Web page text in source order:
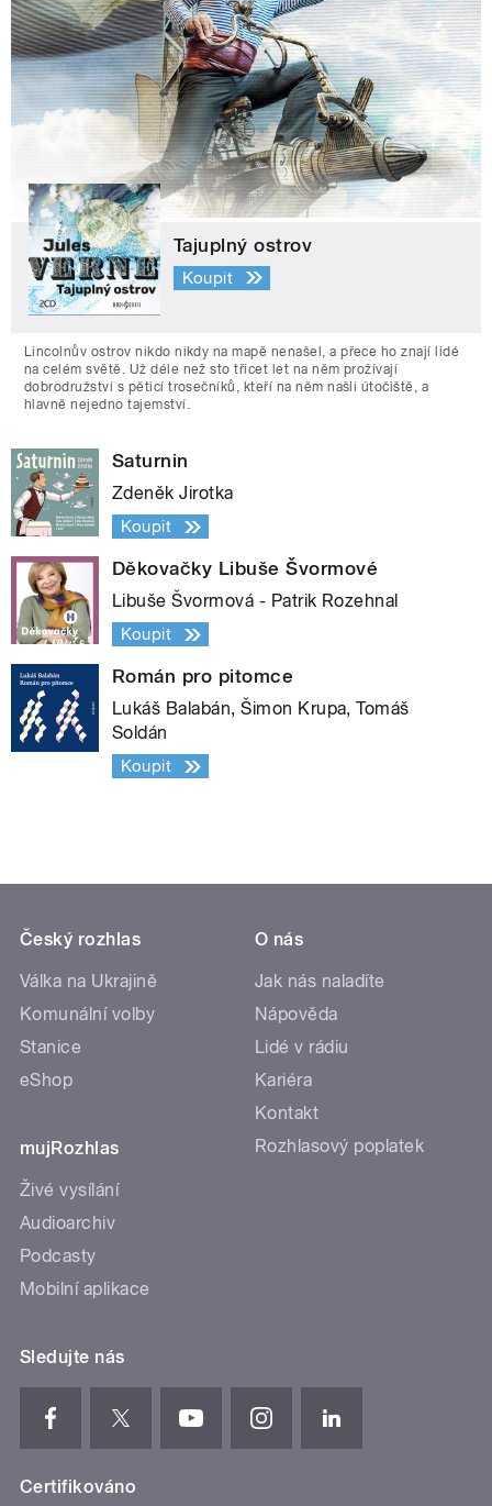
Tajuplný ostrov
Koupit
Lincolnův ostrov nikdo nikdy na mapě nenašel, a přece ho znají lidé
na celém světě. Už déle než sto třicet let na něm prožívají
dobrodružství s pěticí trosečníků, kteří na něm našli útočiště, a
hlavně nejedno tajemství.
Saturnin
Zdeněk Jirotka
Koupit
Děkovačky Libuše Švormové
Libuše Švormová - Patrik Rozehnal
Koupit
Román pro pitomce
Lukáš Balabán, Šimon Krupa, Tomáš
Soldán
Koupit
Český rozhlas
Válka na Ukrajině
Komunální volby
Stanice
eShop
mujRozhlas
Živé vysílání
Audioarchiv
Podcasty
Mobilní aplikace
O nás
Jak nás naladíte
Nápověda
Lidé v rádiu
Kariéra
Kontakt
Rozhlasový poplatek
Sledujte nás
Certifikováno